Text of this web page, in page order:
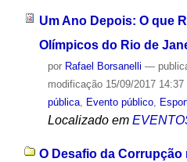
Um Ano Depois: O que
Olímpicos do Rio de
por Rafael Borsanelli —
modificação15/09/2017 14:37
pública, Evento público,
Localizado em
O Desafio da Corrupção